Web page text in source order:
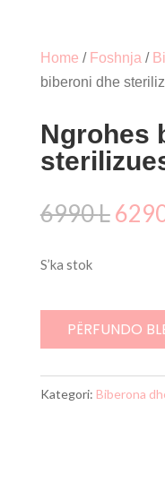
Home / Foshnja /
biberoni dhe
Ngrohes
6990L
S’ka stok
PËRFUNDO
Kategori: Biberona